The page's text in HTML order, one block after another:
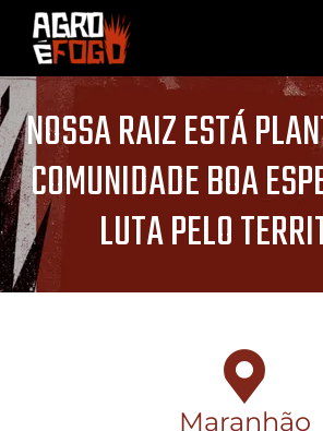
NOSSA RAIZ ESTÁ
COMUNIDADE BOA
LUTA PELO
Maranhão